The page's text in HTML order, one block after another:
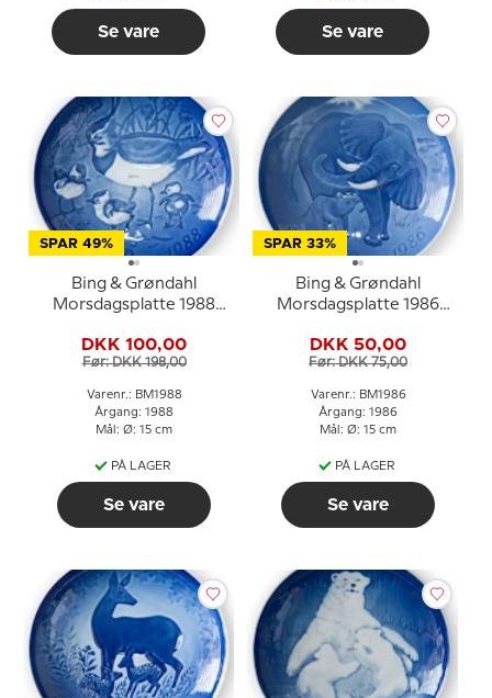
Se vare Se vare
SPAR 49%
Bing & Grøndahl
Morsdagsplatte 1988
DKK 100,00
Før: DKK 198,00
Varenr.: BM1988
Årgang: 1988
Mål: Ø: 15 cm
PÅ LAGER
Se vare
SPAR 33%
Bing & Grøndahl
Morsdagsplatte 1986
DKK 50,00
Før: DKK 75,00
Varenr.: BM1986
Årgang: 1986
Mål: Ø: 15 cm
PÅ LAGER
Se vare